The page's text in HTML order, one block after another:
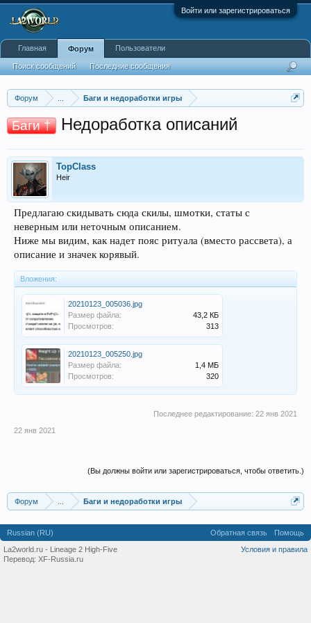
Войти или зарегистрироваться
Форум Баги и недоработки игры
Баги † Недоработка описаний
TopClass
Heir
Предлагаю скидывать сюда скилы, шмотки, статы с
неверным или неточным описанием.
Ниже мы видим, как надет пояс ритуала (вместо рассвета), а
описание и значек корявый.
Вложения:
20210123_005036.jpg
Размер файла:
43,2 КБ
Просмотров:
313
20210123_005250.jpg
Размер файла:
1,4 МБ
Просмотров:
320
Последнее редактирование: 22 янв 2021
22 янв 2021
(Вы должны войти или зарегистрироваться, чтобы ответить.)
Форум Баги и недоработки игры
Главная Форум
Поиск сообщений Последние сообщения
Пользователи
Russian (RU) Обратная связь
Помощь
Условия и правила
La2world.ru - Lineage 2 High-Five
Перевод: XF-Russia.ru